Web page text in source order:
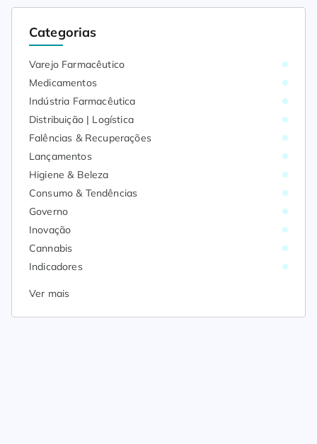
Categorias
Varejo Farmacêutico
Medicamentos
Indústria Farmacêutica
Distribuição | Logística
Falências & Recuperações
Lançamentos
Higiene & Beleza
Consumo & Tendências
Governo
Inovação
Cannabis
Indicadores
Ver mais